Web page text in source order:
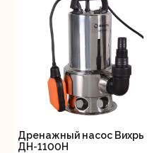
Дренажный насос Вихрь
ДН-1100Н